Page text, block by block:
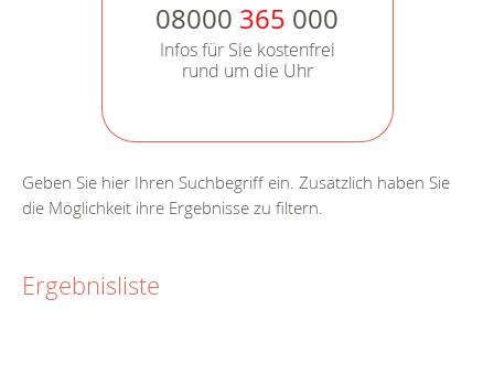
08000 365 000
Infos für Sie kostenfrei
rund um die Uhr
Geben Sie hier Ihren Suchbegriff ein. Zusätzlich haben Sie
die Möglichkeit ihre Ergebnisse zu filtern.
Ergebnisliste